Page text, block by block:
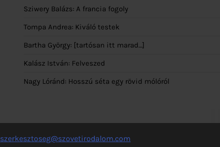
Sziwery Balázs: A francia fogoly
Tompa Andrea: Kiváló testek
Bartha György: [tartósan itt marad…]
Kalász István: Felveszed
Nagy Lóránd: Hosszú séta egy rövid mólóról
szerkesztoseg@szovetirodalom.com